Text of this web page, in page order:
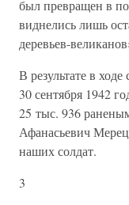
был превращен в
виднелись лишь
деревьев-
В результате в
30 сентября 1942
25 тыс. 936
Афанасьевич
наших солдат.
3